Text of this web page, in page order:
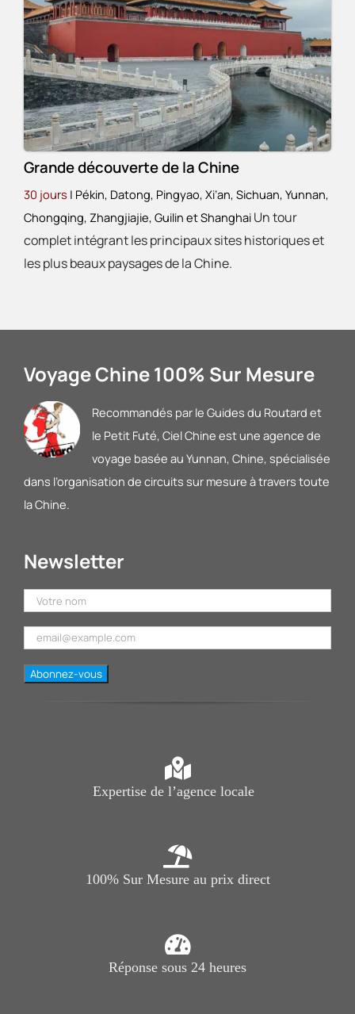
Grande découverte de la Chine
30 jours | Pékin, Datong, Pingyao, Xi’an, Sichuan, Yunnan,
Chongqing, Zhangjiajie, Guilin et Shanghai Un tour
complet intégrant les principaux sites historiques et
les plus beaux paysages de la Chine.
Voyage Chine 100% Sur Mesure
Recommandés par le Guides du Routard et
le Petit Futé, Ciel Chine est une agence de
voyage basée au Yunnan, Chine, spécialisée
dans l’organisation de circuits sur mesure à travers toute
la Chine.
Newsletter
Expertise de l’agence locale
100% Sur Mesure au prix direct
Réponse sous 24 heures